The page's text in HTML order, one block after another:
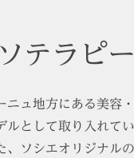
テラピー
ニュ地方にある美容
ルとして取り入れて
ソシエオリジナル